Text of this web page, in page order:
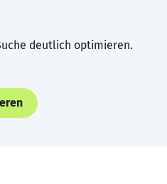
deutlich optimieren.